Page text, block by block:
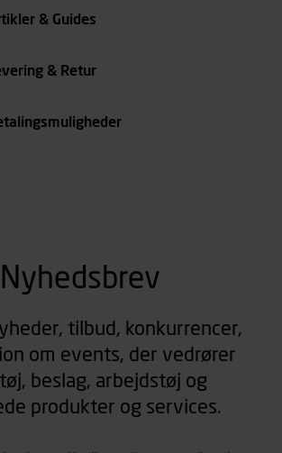
& Guides
& Retur
Nyhedsbrev
tilbud, konkurrencer,
om events, der vedrører
beslag, arbejdstøj og
produkter og services.